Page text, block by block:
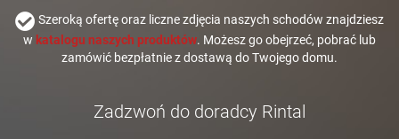
Szeroką ofertę oraz liczne zdjęcia naszych schodów znajdziesz
w katalogu naszych produktów. Możesz go obejrzeć, pobrać lub
zamówić bezpłatnie z dostawą do Twojego domu.
Zadzwoń do doradcy Rintal